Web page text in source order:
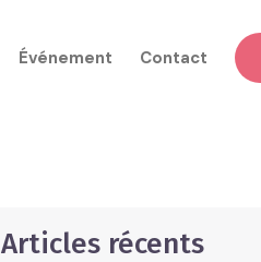
Événement Contact
Articles récents